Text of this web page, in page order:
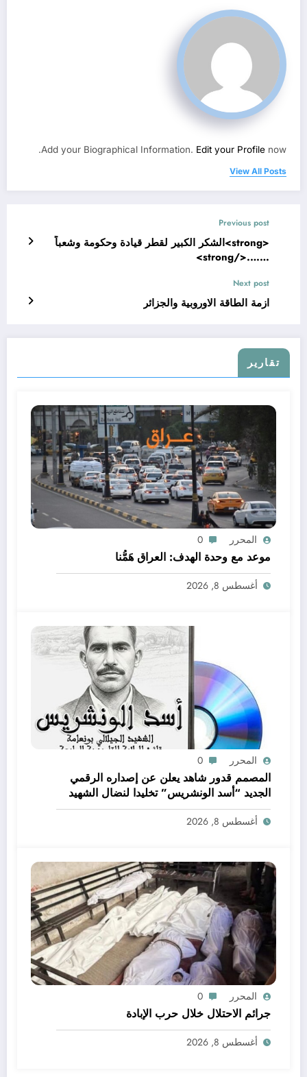
Add your Biographical Information. Edit your Profile now.
View All Posts
Previous post
<strong>الشكر الكبير لقطر قيادة وحكومة وشعباً
…….</strong>
Next post
ازمة الطاقة الاوروبية والجزائر
تقارير
المحرر 0
موعد مع وحدة الهدف: العراق هَمُّنا
أغسطس 8, 2026
المحرر 0
المصمم قدور شاهد يعلن عن إصداره الرقمي
الجديد “أسد الونشريس” تخليدا لنضال الشهيد
الجيلالي بونعامة
أغسطس 8, 2026
المحرر 0
جرائم الاحتلال خلال حرب الإبادة
أغسطس 8, 2026